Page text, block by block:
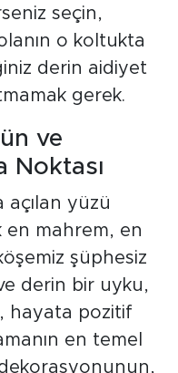
seçin,
o koltukta
derin aidiyet
gerek.
ve
Noktası
açılan yüzü
en mahrem, en
şüphesiz
derin bir uyku,
hayata pozitif
en temel
dekorasyonunun,